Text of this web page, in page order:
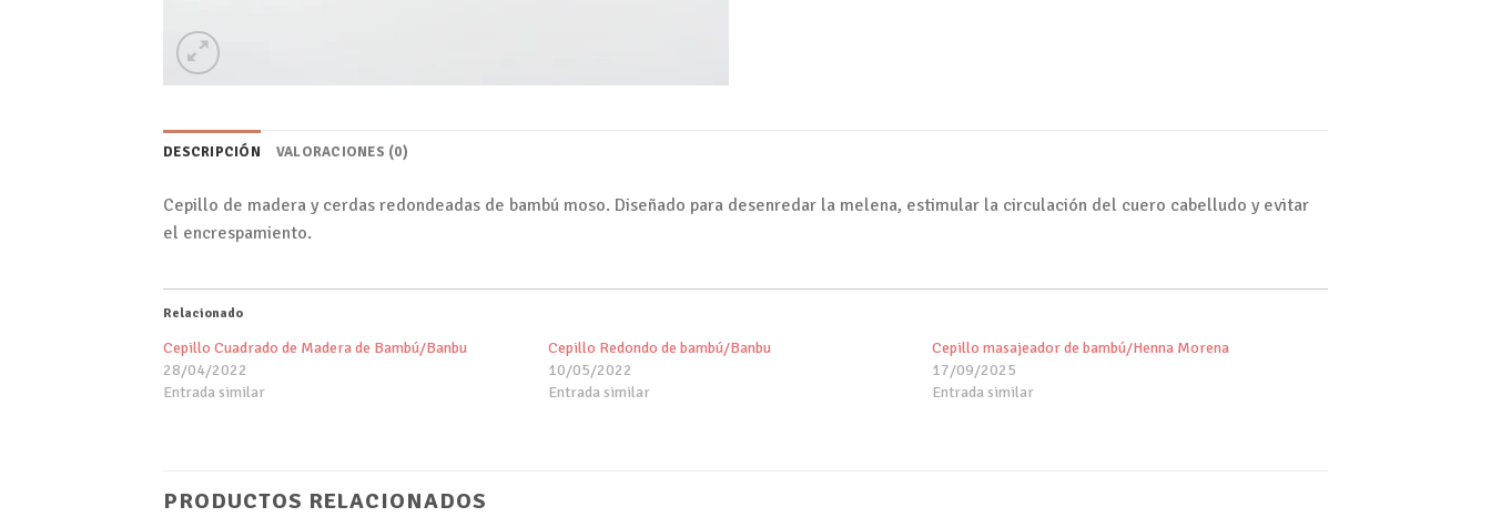
DESCRIPCIÓN VALORACIONES (0)
Cepillo de madera y cerdas redondeadas de bambú moso. Diseñado para desenredar la melena, estimular la circulación del cuero cabelludo y evitar
el encrespamiento.
Relacionado
Cepillo Cuadrado de Madera de Bambú/Banbu
28/04/2022
Entrada similar
Cepillo Redondo de bambú/Banbu
10/05/2022
Entrada similar
Cepillo masajeador de bambú/Henna Morena
17/09/2025
Entrada similar
PRODUCTOS RELACIONADOS